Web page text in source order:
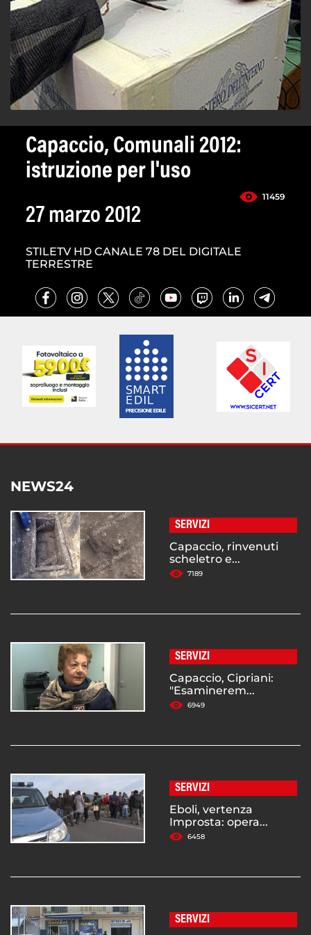
Capaccio, Comunali 2012:
istruzione per l'uso
11459
27 marzo 2012
STILETV HD CANALE 78 DEL DIGITALE
TERRESTRE
NEWS24
SERVIZI
Capaccio, rinvenuti
scheletro e...
7189
SERVIZI
Capaccio, Cipriani:
"Esaminerem...
6949
SERVIZI
Eboli, vertenza
Improsta: opera...
6458
SERVIZI